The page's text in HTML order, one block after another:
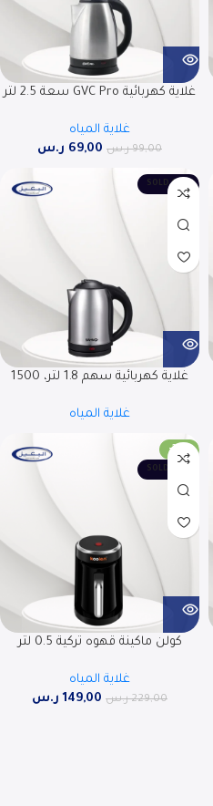
غلاية كهربائية GVC Pro سعة 2.5 لتر
غلاية المياه
99,00 ر.س 69,00 ر.س
SOLD OUT
غلاية كهربائية سهم 1.8 لتر، 1500
18KTGD-S
غلاية المياه
-35%
SOLD OUT
كولن ماكينة قهوه تركية 0.5 لتر
غلاية المياه
229,00 ر.س 149,00 ر.س